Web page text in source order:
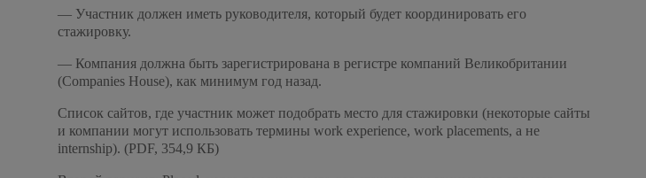
— Участник должен иметь руководителя, который будет координировать его
стажировку.
— Компания должна быть зарегистрирована в регистре компаний Великобритании
(Companies House), как минимум год назад.
Список сайтов, где участник может подобрать место для стажировки (некоторые сайты
и компании могут использовать термины work experience, work placements, а не
internship). (PDF, 354,9 КБ)